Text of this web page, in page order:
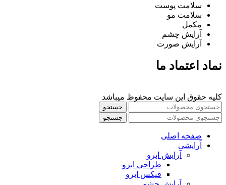
سلامت پوست
سلامت مو
مکمل
آرایش چشم
آرایش صورت
نماد اعتماد ما
کلیه حقوق این سایت محفوظ میباشد
جستجو
جستجو
صفحه اصلی
آرایشی
آرايش ابرو
طراحی ابرو
فیکس ابرو